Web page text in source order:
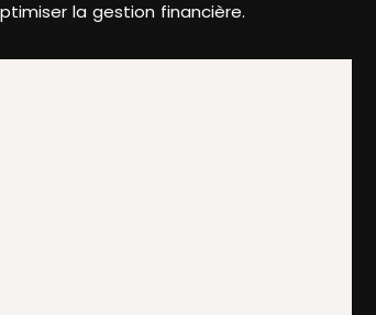
la gestion financière.